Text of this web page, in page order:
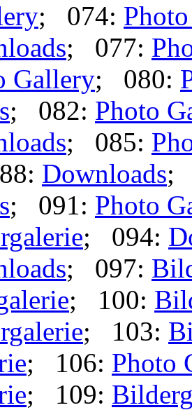
; 074:
; 077:
Gallery; 080:
; 082: Photo
; 085:
Downloads;
; 091: Photo
; 094:
; 097:
; 100:
; 103:
; 106: Photo
; 109: